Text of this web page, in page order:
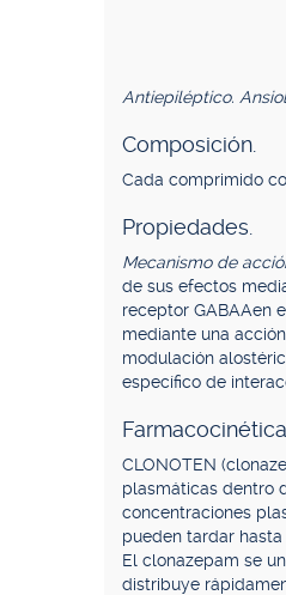
Antiepiléptico.
Composición.
Cada comprimido
Propiedades.
Mecanismo de
de sus efectos
receptor GABAAen
mediante una
modulación
específico de
Farmacocinética.
CLONOTEN
plasmáticas dentro
concentraciones
pueden tardar
El clonazepam se
distribuye